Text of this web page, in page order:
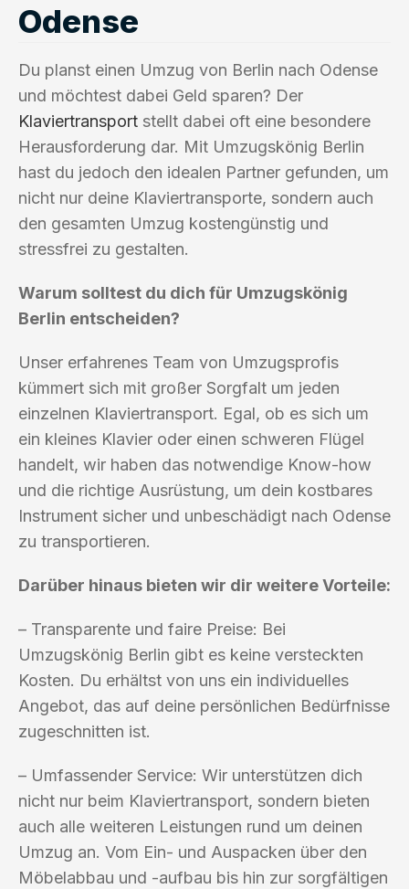
Odense
Du planst einen Umzug von Berlin nach Odense
und möchtest dabei Geld sparen? Der
Klaviertransport stellt dabei oft eine besondere
Herausforderung dar. Mit Umzugskönig Berlin
hast du jedoch den idealen Partner gefunden, um
nicht nur deine Klaviertransporte, sondern auch
den gesamten Umzug kostengünstig und
stressfrei zu gestalten.
Warum solltest du dich für Umzugskönig
Berlin entscheiden?
Unser erfahrenes Team von Umzugsprofis
kümmert sich mit großer Sorgfalt um jeden
einzelnen Klaviertransport. Egal, ob es sich um
ein kleines Klavier oder einen schweren Flügel
handelt, wir haben das notwendige Know-how
und die richtige Ausrüstung, um dein kostbares
Instrument sicher und unbeschädigt nach Odense
zu transportieren.
Darüber hinaus bieten wir dir weitere Vorteile:
– Transparente und faire Preise: Bei
Umzugskönig Berlin gibt es keine versteckten
Kosten. Du erhältst von uns ein individuelles
Angebot, das auf deine persönlichen Bedürfnisse
zugeschnitten ist.
– Umfassender Service: Wir unterstützen dich
nicht nur beim Klaviertransport, sondern bieten
auch alle weiteren Leistungen rund um deinen
Umzug an. Vom Ein- und Auspacken über den
Möbelabbau und -aufbau bis hin zur sorgfältigen